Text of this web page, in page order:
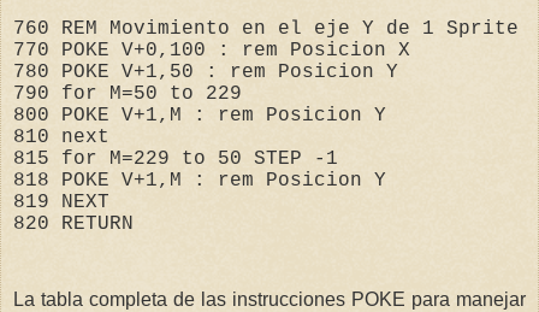
760 REM Movimiento en el eje Y de 1 Sprite
770
POKE V+0, 100 : rem Posicion X
780
POKE V+1, 50 : rem Posicion Y
790
for M=50 to
229
800
POKE V+1,M : rem Posicion Y
810
next
815
for M=229 to 50 STEP - 1
818
POKE V+1,M : rem Posicion Y
819
NEXT
820
RETURN
La tabla completa de las instrucciones POKE para manejar